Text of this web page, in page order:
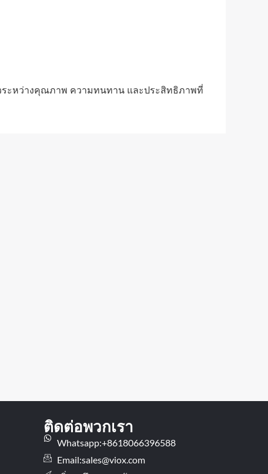
ระหว่างคุณภาพ ความทนทาน และประสิทธิภาพที่
ติดต่อพวกเรา
Whatsapp:+8618066396588
Email:sales@viox.com